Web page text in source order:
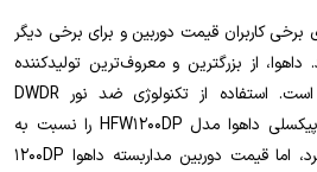
برخی کاربران قیمت دوربین و برای برخی دیگر
از بزرگترین و معروف‌ترین تولیدکننده
سیستم‌های نظارتی و امنیتی است. استفاده از تکنولوژی ضد نور DWDR
دیجیتال، قیمت دوربین 2 مگاپیکسلی داهوا مدل HFW1200DP را نسبت به
دوربین‌های معمولی بالاتر می‌برد، اما قیمت دوربین مداربسته داهوا 1200DP